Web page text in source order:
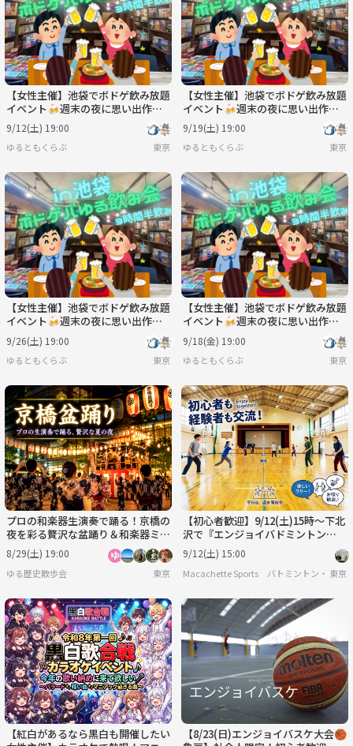
【女性主催】池袋でボドゲ飲み放題
イベント🍻週末の夜に思い出作り
✨ 新規大歓迎！！
9/12(土) 19:00
ゆるともくらぶ 東京
【女性主催】池袋でボドゲ飲み放題
イベント🍻週末の夜に思い出作り
✨ 新規大歓迎！！
9/19(土) 19:00
ゆるともくらぶ 東京
【女性主催】池袋でボドゲ飲み放題
イベント🍻週末の夜に思い出作り
✨ 新規大歓迎！！
9/26(土) 19:00
ゆるともくらぶ 東京
【女性主催】池袋でボドゲ飲み放題
イベント🍻週末の夜に思い出作り
✨ 新規大歓迎！！
9/18(金) 19:00
ゆるともくらぶ 東京
プロの和楽器生演奏で踊る！京橋の
夜を彩る贅沢な盆踊り＆和楽器ミニ
ライブにいこう！
8/29(土) 19:00
ゆる歴史散歩会 東京
【初心者歓迎】9/12(土)15時〜下北
沢で『エンジョイバドミントン
🏸』試合中心のゆる交流イベン
ト！
9/12(土) 15:00
Macachette Sports バトミントン・フッ
東京
【紅白があるなら黒白も開催したい
【8/23(日)エンジョイバスケ大会🏀